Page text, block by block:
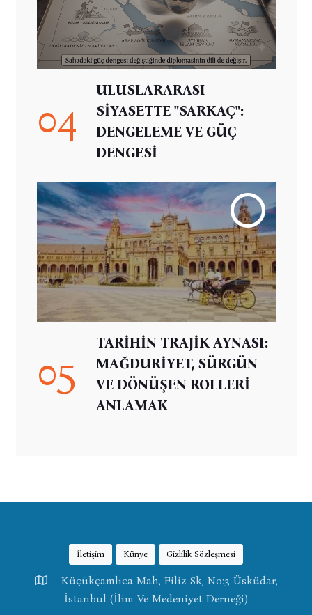
04
ULUSLARARASI
SİYASETTE "SARKAÇ":
DENGELEME VE GÜÇ
DENGESİ
05
TARİHİN TRAJİK AYNASI:
MAĞDURİYET, SÜRGÜN
VE DÖNÜŞEN ROLLERİ
ANLAMAK
İletişim Künye Gizlilik Sözleşmesi
Küçükçamlıca Mah, Filiz Sk, No:3 Üsküdar,
İstanbul (İlim Ve Medeniyet Derneği)